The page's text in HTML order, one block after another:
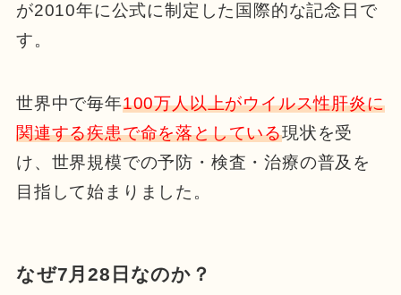
が2010年に公式に制定した国際的な記念日で
す。
世界中で毎年100万人以上がウイルス性肝炎に
関連する疾患で命を落としている現状を受
け、世界規模での予防・検査・治療の普及を
目指して始まりました。
なぜ7月28日なのか？